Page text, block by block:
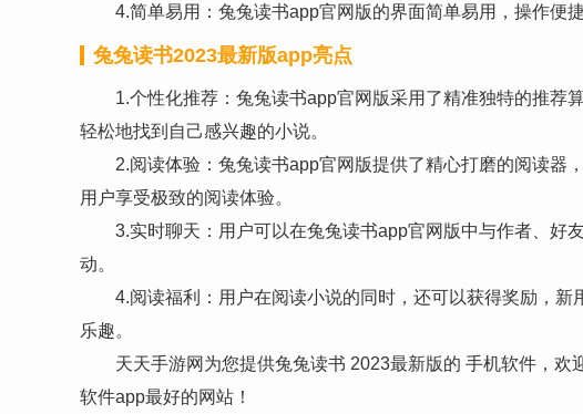
4.简单易用：兔兔读书app官网版的界面简单易用，操作便
兔兔读书2023最新版app亮点
1.个性化推荐：兔兔读书app官网版采用了精准独特的推荐
轻松地找到自己感兴趣的小说。
2.阅读体验：兔兔读书app官网版提供了精心打磨的阅读器
用户享受极致的阅读体验。
3.实时聊天：用户可以在兔兔读书app官网版中与作者、好
动。
4.阅读福利：用户在阅读小说的同时，还可以获得奖励，
乐趣。
天天手游网为您提供兔兔读书 2023最新版的 手机软件，
软件app最好的网站！